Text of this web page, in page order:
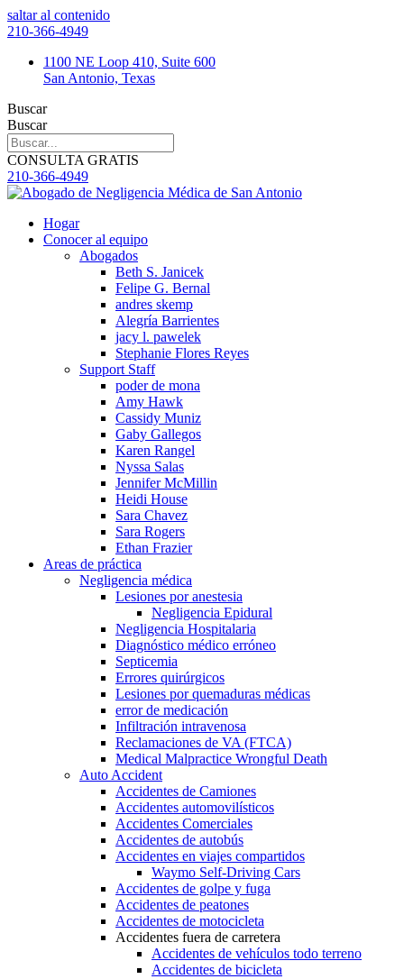
saltar al contenido
210-366-4949
1100 NE Loop 410, Suite 600
San Antonio, Texas
Buscar
Buscar
CONSULTA GRATIS
210-366-4949
Hogar
Conocer al equipo
Abogados
Beth S. Janicek
Felipe G. Bernal
andres skemp
Alegría Barrientes
jacy l. pawelek
Stephanie Flores Reyes
Support Staff
poder de mona
Amy Hawk
Cassidy Muniz
Gaby Gallegos
Karen Rangel
Nyssa Salas
Jennifer McMillin
Heidi House
Sara Chavez
Sara Rogers
Ethan Frazier
Areas de práctica
Negligencia médica
Lesiones por anestesia
Negligencia Epidural
Negligencia Hospitalaria
Diagnóstico médico erróneo
Septicemia
Errores quirúrgicos
Lesiones por quemaduras médicas
error de medicación
Infiltración intravenosa
Reclamaciones de VA (FTCA)
Medical Malpractice Wrongful Death
Auto Accident
Accidentes de Camiones
Accidentes automovilísticos
Accidentes Comerciales
Accidentes de autobús
Accidentes en viajes compartidos
Waymo Self-Driving Cars
Accidentes de golpe y fuga
Accidentes de peatones
Accidentes de motocicleta
Accidentes fuera de carretera
Accidentes de vehículos todo terreno
Accidentes de bicicleta